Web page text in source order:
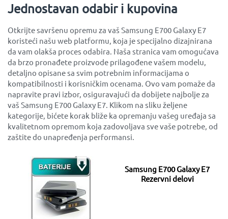
Jednostavan odabir i kupovina
Otkrijte savršenu opremu za vaš Samsung E700 Galaxy E7
koristeći našu web platformu, koja je specijalno dizajnirana
da vam olakša proces odabira. Naša stranica vam omogućava
da brzo pronađete proizvode prilagođene vašem modelu,
detaljno opisane sa svim potrebnim informacijama o
kompatibilnosti i korisničkim ocenama. Ovo vam pomaže da
napravite pravi izbor, osiguravajući da dobijete najbolje za
vaš Samsung E700 Galaxy E7. Klikom na sliku željene
kategorije, bićete korak bliže ka opremanju vašeg uređaja sa
kvalitetnom opremom koja zadovoljava sve vaše potrebe, od
zaštite do unapređenja performansi.
Samsung E700 Galaxy E7
Rezervni delovi